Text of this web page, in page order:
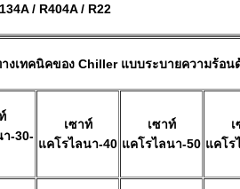
/ R404A / R22
างเทคนิคของ Chiller แบบระบายความร้อน
า-30-
เซาท์
แคโรไลนา-40
เซาท์
แคโรไลนา-50 แคโร